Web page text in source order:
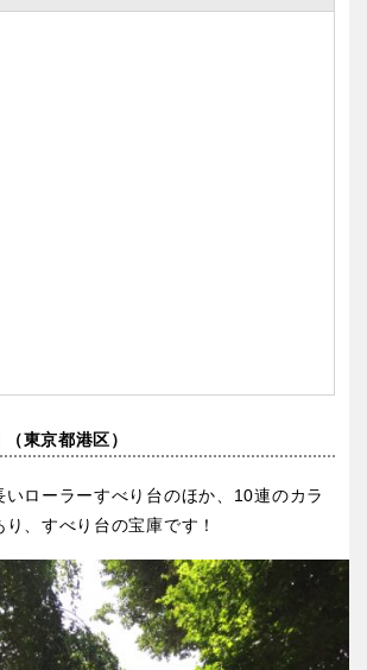
東京都港区）
いローラーすべり台のほか、10連のカラ
、すべり台の宝庫です！